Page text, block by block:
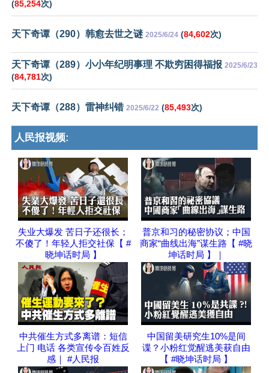
(85,254次)
天下奇谭（290）韩愈去世之谜 2025/6/24 (84,602次)
天下奇谭（289）小小年纪明事理 不欺穷困得福报 2025/6/23
(84,781次)
天下奇谭（288）雷神纠错 2025/6/22 (85,493次)
人民报视频:
失业大爆发 苦日子还很长；
不傻了！年轻人拒交社保【 #
晓坤话时局 】
普京和习的秘密协议；中国
商家“曲线出海”谋生路【 #晓
坤话时局 】｜
中共催生方式多离谱：短信
上门 电话 各类宣传令百姓反
感｜ #人民报
中国留美研究生10%是间
谍？小粉红觉醒逃美获自由
【 #晓坤话时局 】